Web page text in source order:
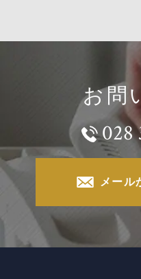
お問
028
メール